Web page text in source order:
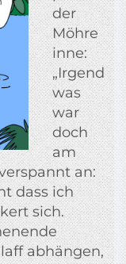
der
Möhre
inne:
„Irgend
was
war
doch
am
an:
dass ich
sich.
abhängen,